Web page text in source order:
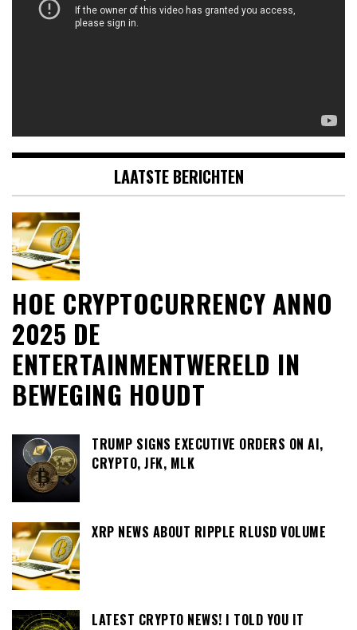
LAATSTE BERICHTEN
HOE CRYPTOCURRENCY ANNO
2025 DE
ENTERTAINMENTWERELD IN
BEWEGING HOUDT
TRUMP SIGNS EXECUTIVE ORDERS ON AI,
CRYPTO, JFK, MLK
XRP NEWS ABOUT RIPPLE RLUSD VOLUME
LATEST CRYPTO NEWS! I TOLD YOU IT